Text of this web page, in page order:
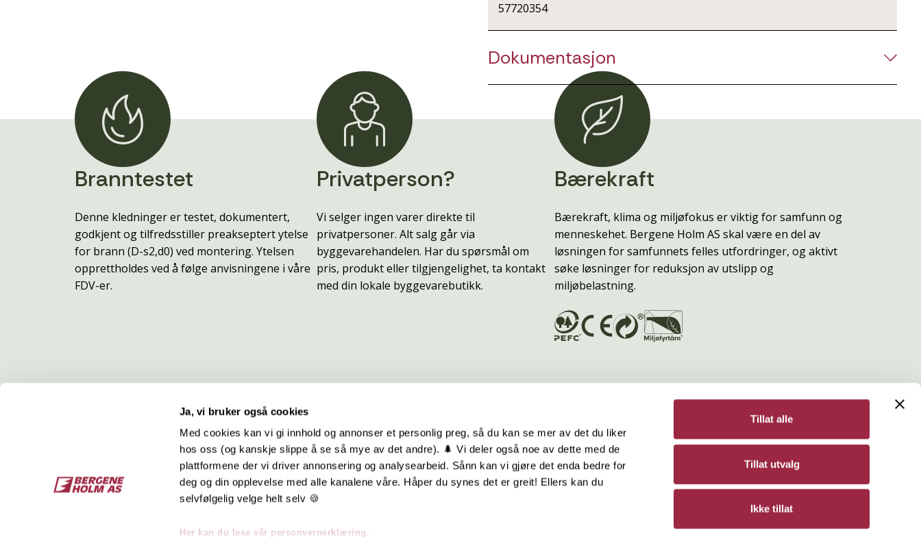
Ja, vi bruker også cookies
Med cookies kan vi gi innhold og annonser et personlig preg, så du kan se mer av det du liker
hos oss (og kanskje slippe å se så mye av det andre). 🌲 Vi deler også noe av dette med de
plattformene der vi driver annonsering og analysearbeid. Sånn kan vi gjøre det enda bedre for
deg og din opplevelse med alle kanalene våre. Håper du synes det er greit! Ellers kan du
selvfølgelig velge helt selv 🍪
Her kan du lese vår personvernerklæring.
Tillat alle
Tillat utvalg
Ikke tillat
57720354
Dokumentasjon
Branntestet
Denne kledninger er testet, dokumentert,
godkjent og tilfredsstiller preakseptert ytelse
for brann (D-s2,d0) ved montering. Ytelsen
opprettholdes ved å følge anvisningene i våre
FDV-er.
Privatperson?
Vi selger ingen varer direkte til
privatpersoner. Alt salg går via
byggevarehandelen. Har du spørsmål om
pris, produkt eller tilgjengelighet, ta kontakt
med din lokale byggevarebutikk.
Bærekraft
Bærekraft, klima og miljøfokus er viktig for samfunn og
menneskehet. Bergene Holm AS skal være en del av
løsningen for samfunnets felles utfordringer, og aktivt
søke løsninger for reduksjon av utslipp og
miljøbelastning.
Bergene Holm AS
ordre@bergeneholm.no
Om oss
Jobbe hos oss
Hurtiglenker Bergene Holm